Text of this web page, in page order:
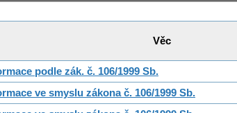
Věc
podle zák. č. 106/1999 Sb.
ve smyslu zákona č. 106/1999 Sb.